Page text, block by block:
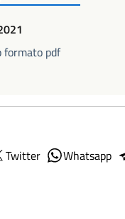
formato pdf
Twitter Whatsapp